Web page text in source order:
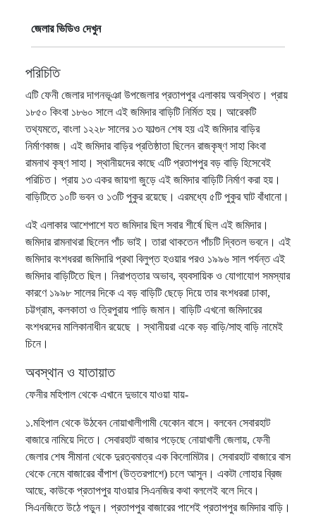
জেলার ভিডিও দেখুন
পরিচিতি
এটি ফেনী জেলার দাগনভূঞা উপজেলার প্রতাপপুর এলাকায় অবস্থিত। প্রায়
১৮৫০ কিংবা ১৮৬০ সালে এই জমিদার বাড়িটি নির্মিত হয়। আরেকটি
তথ্যমতে, বাংলা ১২২৮ সালের ১৩ ফাল্গুন শেষ হয় এই জমিদার বাড়ির
নির্মাণকাজ। এই জমিদার বাড়ির প্রতিষ্ঠাতা ছিলেন রাজকৃষ্ণ সাহা কিংবা
রামনাথ কৃষ্ণ সাহা। স্থানীয়দের কাছে এটি প্রতাপপুর বড় বাড়ি হিসেবেই
পরিচিত। প্রায় ১৩ একর জায়গা জুড়ে এই জমিদার বাড়িটি নির্মাণ করা হয়।
বাড়িটিতে ১০টি ভবন ও ১৩টি পুকুর রয়েছে। এরমধ্যে ৫টি পুকুর ঘাট বাঁধানো।
এই এলাকার আশেপাশে যত জমিদার ছিল সবার শীর্ষে ছিল এই জমিদার।
জমিদার রামনাথরা ছিলেন পাঁচ ভাই। তারা থাকতেন পাঁচটি দ্বিতল ভবনে। এই
জমিদার বংশধররা জমিদারি প্রথা বিলুপ্ত হওয়ার পরও ১৯৯৬ সাল পর্যন্ত এই
জমিদার বাড়িটিতে ছিল। নিরাপত্তার অভাব, ব্যবসায়িক ও যোগাযোগ সমস্যার
কারণে ১৯৯৮ সালের দিকে এ বড় বাড়িটি ছেড়ে দিয়ে তার বংশধররা ঢাকা,
চট্টগ্রাম, কলকাতা ও ত্রিপুরায় পাড়ি জমান। বাড়িটি এখনো জমিদারের
বংশধরদের মালিকানাধীন রয়েছে । স্থানীয়রা একে বড় বাড়ি/সাহু বাড়ি নামেই
চিনে।
অবস্থান ও যাতায়াত
ফেনীর মহিপাল থেকে এখানে দুভাবে যাওয়া যায়-
১.মহিপাল থেকে উঠবেন নোয়াখালীগামী যেকোন বাসে। বলবেন সেবারহাট
বাজারে নামিয়ে দিতে। সেবারহাট বাজার পড়েছে নোয়াখালী জেলায়, ফেনী
জেলার শেষ সীমানা থেকে দুরত্বমাত্র এক কিলোমিটার। সেবারহাট বাজারে বাস
থেকে নেমে বাজারের বাঁপাশ (উত্তরপাশে) চলে আসুন। একটা লোহার ব্রিজ
আছে, কাউকে প্রতাপপুর যাওয়ার সিএনজির কথা বললেই বলে দিবে।
সিএনজিতে উঠে পড়ুন। প্রতাপপুর বাজারের পাশেই প্রতাপপুর জমিদার বাড়ি।